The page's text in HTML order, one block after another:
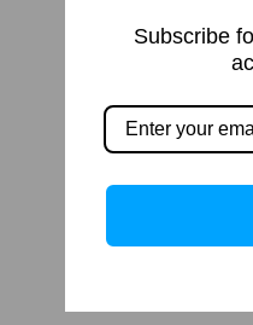
Subscribe